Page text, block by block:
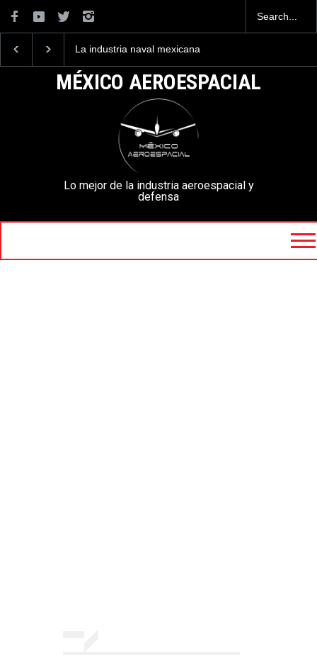
La industria naval mexicana
la Armada de México
mexicanos cuesta 2.9
millones de dólares
MÉXICO AEROESPACIAL
Lo mejor de la industria aeroespacial y
defensa